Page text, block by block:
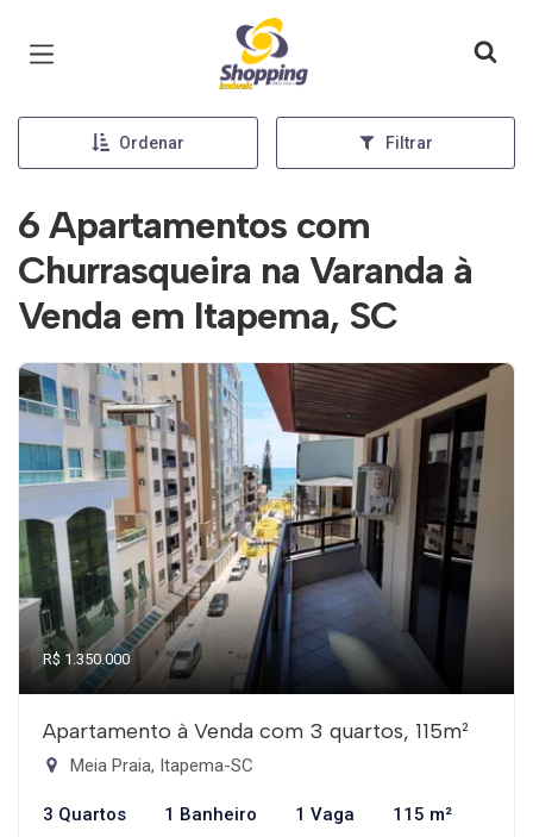
Página inicial
Ordenar Filtrar
6 Apartamentos com
Churrasqueira na Varanda à
Venda em Itapema, SC
R$ 1.350.000
Apartamento à Venda com 3 quartos, 115m²
Meia Praia, Itapema-SC
3 Quartos 1 Banheiro 1 Vaga 115 m²